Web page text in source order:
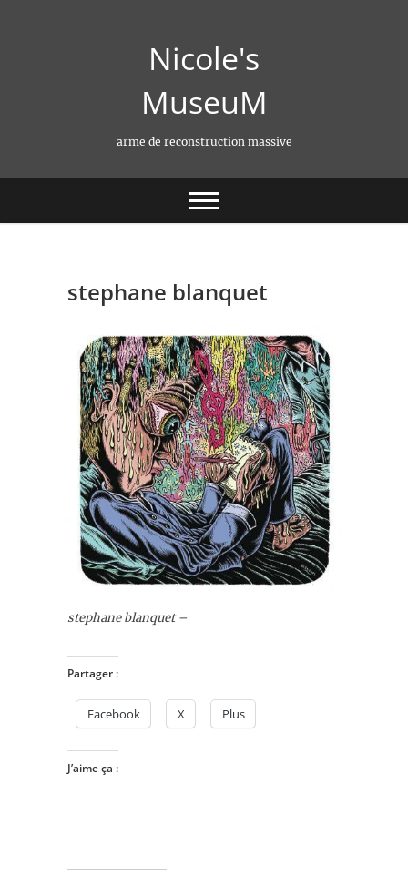
Nicole's
MuseuM
arme de reconstruction massive
stephane blanquet
stephane blanquet –
Partager :
Facebook X Plus
J’aime ça :